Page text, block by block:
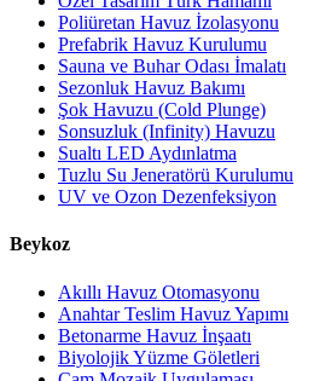
Poliüretan Havuz İzolasyonu
Prefabrik Havuz Kurulumu
Sauna ve Buhar Odası İmalatı
Sezonluk Havuz Bakımı
Şok Havuzu (Cold Plunge)
Sonsuzluk (Infinity) Havuzu
Sualtı LED Aydınlatma
Tuzlu Su Jeneratörü Kurulumu
UV ve Ozon Dezenfeksiyon
Beykoz
Akıllı Havuz Otomasyonu
Anahtar Teslim Havuz Yapımı
Betonarme Havuz İnşaatı
Biyolojik Yüzme Göletleri